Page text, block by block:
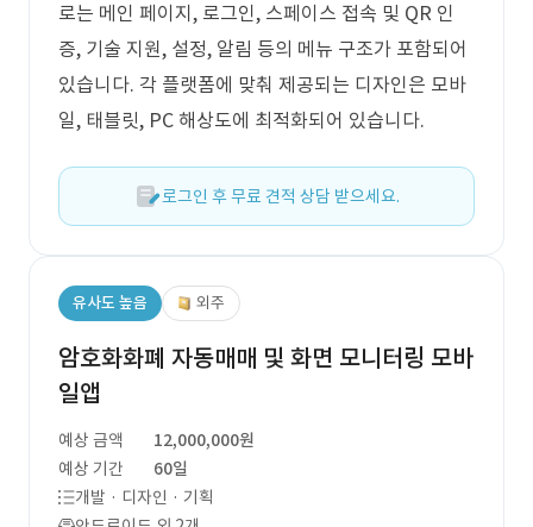
로는 메인 페이지, 로그인, 스페이스 접속 및 QR 인
증, 기술 지원, 설정, 알림 등의 메뉴 구조가 포함되어
있습니다. 각 플랫폼에 맞춰 제공되는 디자인은 모바
일, 태블릿, PC 해상도에 최적화되어 있습니다.
로그인 후 무료 견적 상담 받으세요.
유사도 높음 외주
암호화화폐 자동매매 및 화면 모니터링 모바
일앱
예상 금액
12,000,000원
예상 기간
60일
개발 · 디자인 · 기획